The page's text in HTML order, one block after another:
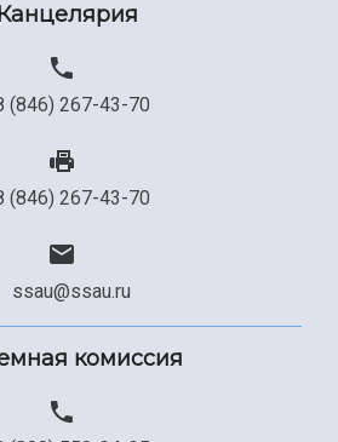
Канцелярия
(846) 267-43-70
(846) 267-43-70
ssau@ssau.ru
комиссия